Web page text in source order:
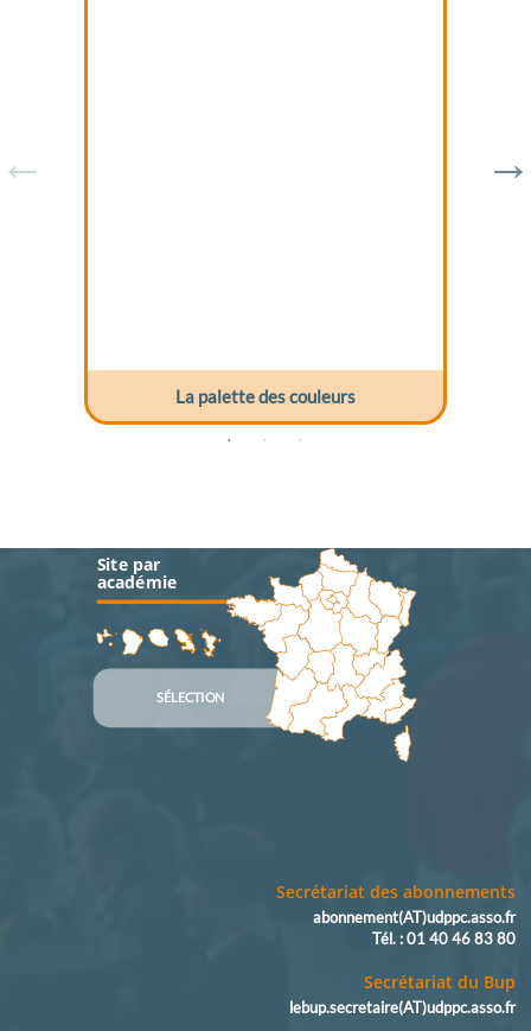
La palette des couleurs
Site par
académie
SÉLECTION
Secrétariat des abonnements
abonnement(AT)udppc.asso.fr
Tél. : 01 40 46 83 80
Secrétariat du Bup
lebup.secretaire(AT)udppc.asso.fr